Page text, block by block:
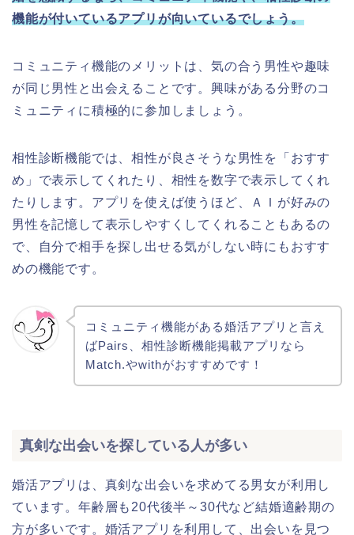
機能が付いているアプリが向いているでしょう。
コミュニティ機能のメリットは、気の合う男性や趣味
が同じ男性と出会えることです。興味がある分野のコ
ミュニティに積極的に参加しましょう。
相性診断機能では、相性が良さそうな男性を「おすす
め」で表示してくれたり、相性を数字で表示してくれ
たりします。アプリを使えば使うほど、ＡＩが好みの
男性を記憶して表示しやすくしてくれることもあるの
で、自分で相手を探し出せる気がしない時にもおすす
めの機能です。
コミュニティ機能がある婚活アプリと言え
ばPairs、相性診断機能掲載アプリなら
Match.やwithがおすすめです！
真剣な出会いを探している人が多い
婚活アプリは、真剣な出会いを求めてる男女が利用し
ています。年齢層も20代後半～30代など結婚適齢期の
方が多いです。婚活アプリを利用して、出会いを見つ